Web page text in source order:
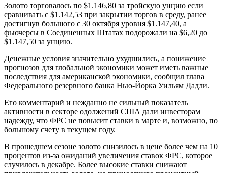
Золото торговалось по $1.146,80 за тройскую унцию если
сравнивать с $1.142,53 при закрытии торгов в среду, ранее
достигнув большого с 30 октября уровня $1.147,40, а
фьючерсы в Соединенных Штатах подорожали на $6,20 до
$1.147,50 за унцию.
Денежные условия значительно ухудшились, а понижение
прогнозов для глобальной экономики может иметь важные
последствия для американской экономики, сообщил глава
Федерального резервного банка Нью-Йорка Уильям Дадли.
Его комментарий и нежданно не сильный показатель
активности в секторе одолжений США дали инвесторам
надежду, что ФРС не повысит ставки в марте и, возможно, по
большому счету в текущем году.
В прошедшем сезоне золото снизилось в цене более чем на 10
процентов из-за ожиданий увеличения ставок ФРС, которое
случилось в декабре. Более высокие ставки снижают